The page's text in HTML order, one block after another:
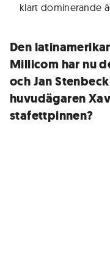
klart dominerande
Den
Millicom har nu
och Jan
huvudägaren
stafettpinnen?